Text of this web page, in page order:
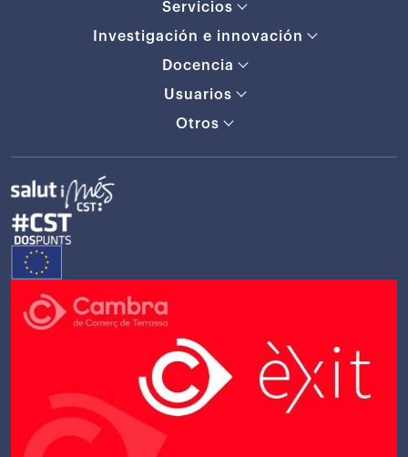
Servicios
Investigación e innovación
Docencia
Usuarios
Otros